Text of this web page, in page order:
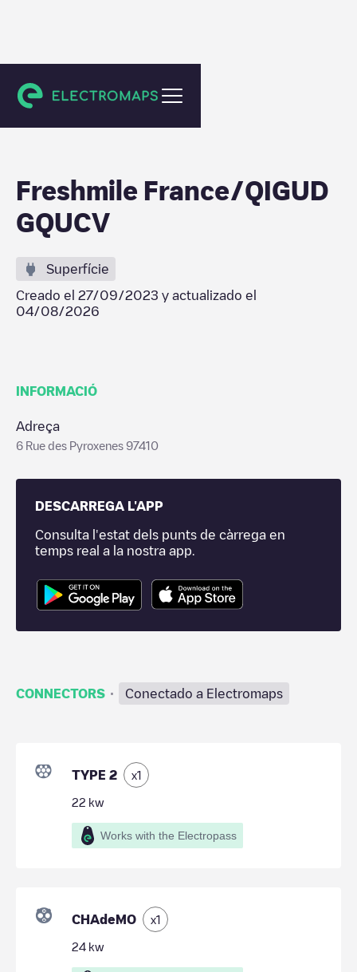
Saint-Pierre
Freshmile France/QIGUD
GQUCV
Superfície
Creado el 27/09/2023 y actualizado el
04/08/2026
INFORMACIÓ
Adreça
6 Rue des Pyroxenes 97410
DESCARREGA L'APP
Consulta l'estat dels punts de càrrega en
temps real a la nostra app.
CONNECTORS · Conectado a Electromaps
TYPE 2 x1
22 kw
Works with the Electropass
CHAdeMO x1
24 kw